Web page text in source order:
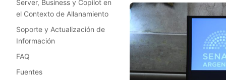
Server, Business y Copilot en
el Contexto de Allanamiento
Soporte y Actualización de
Información
FAQ
Fuentes